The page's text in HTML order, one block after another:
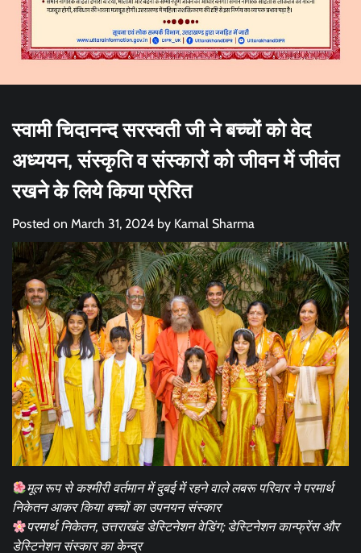
स्वामी चिदानन्द सरस्वती जी ने बच्चों को वेद
अध्ययन, संस्कृति व संस्कारों को जीवन में जीवंत
रखने के लिये किया प्रेरित
Posted on March 31, 2024 by Kamal Sharma
मूल रूप से कश्मीरी वर्तमान में दुबई में रहने वाले लबरू परिवार ने परमार्थ
निकेतन आकर किया बच्चों का उपनयन संस्कार
परमार्थ निकेतन, उत्तराखंड डेस्टिनेशन वेडिंग; डेस्टिनेशन कान्फ्रेंस और
डेस्टिनेशन संस्कार का केेन्द्र